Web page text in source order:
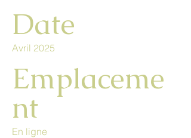
Date
Avril 2025
Emplaceme
nt
En ligne